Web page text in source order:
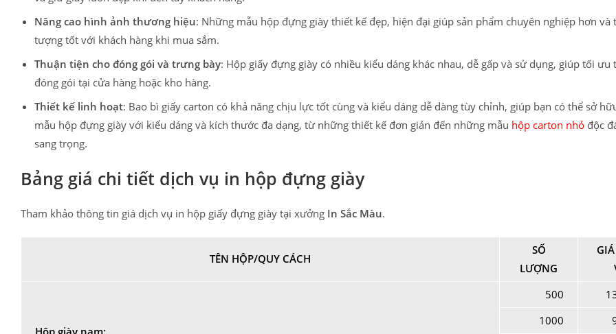
Nâng cao hình ảnh thương hiệu: Những mẫu hộp đựng giày thiết kế đẹp, hiện đại giúp sản phẩm chuyên nghiệp hơn và
tượng tốt với khách hàng khi mua sắm.
Thuận tiện cho đóng gói và trưng bày: Hộp giấy đựng giày có nhiều kiểu dáng khác nhau, dễ gấp và sử dụng, giúp tối ưu
đóng gói tại cửa hàng hoặc kho hàng.
Thiết kế linh hoạt: Bao bì giấy carton có khả năng chịu lực tốt cùng và kiểu dáng dễ dàng tùy chỉnh, giúp bạn có thể sở
mẫu hộp đựng giày với kiểu dáng và kích thước đa dạng, từ những thiết kế đơn giản đến những mẫu hộp carton nhỏ độc
sang trọng.
Bảng giá chi tiết dịch vụ in hộp đựng giày
Tham khảo thông tin giá dịch vụ in hộp giấy đựng giày tại xưởng In Sắc Màu.
TÊN HỘP/QUY CÁCH
SỐ
LƯỢNG
500
1000